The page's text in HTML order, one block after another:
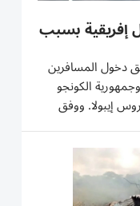
تعلق دخول رعايا 3 دول إفريقية بسبب
‌دخول المسافرين
الكونجو
إيبولا. ووفق
المدني عن تعليق
إلى...